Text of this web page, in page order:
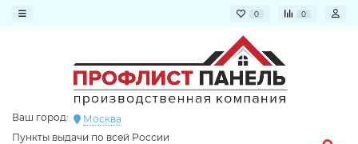
0 0
Ваш город:
Москва
Пункты выдачи по всей России